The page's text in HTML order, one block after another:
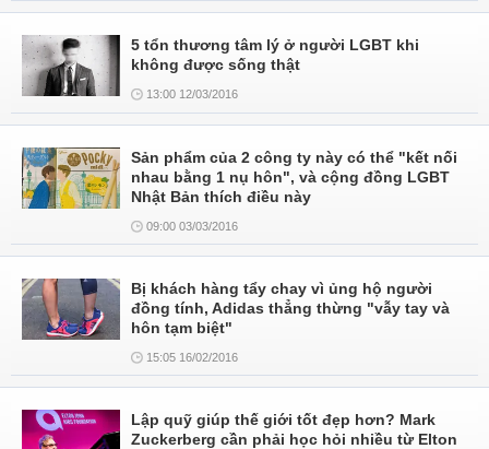
5 tổn thương tâm lý ở người LGBT khi
không được sống thật
13:00 12/03/2016
Sản phẩm của 2 công ty này có thể "kết nối
nhau bằng 1 nụ hôn", và cộng đồng LGBT
Nhật Bản thích điều này
09:00 03/03/2016
Bị khách hàng tẩy chay vì ủng hộ người
đồng tính, Adidas thẳng thừng "vẫy tay và
hôn tạm biệt"
15:05 16/02/2016
Lập quỹ giúp thế giới tốt đẹp hơn? Mark
Zuckerberg cần phải học hỏi nhiều từ Elton